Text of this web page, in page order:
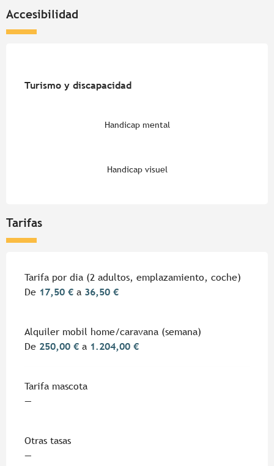
Accesibilidad
Turismo y discapacidad
Turismo y discapacidad
Handicap mental
Handicap visuel
Tarifas
Tarifas 2026
Tarifa por dia (2 adultos, emplazamiento, coche)
De 17,50 € a 36,50 €
Alquiler mobil home/caravana (semana)
De 250,00 € a 1.204,00 €
Tarifa mascota
—
Otras tasas
—